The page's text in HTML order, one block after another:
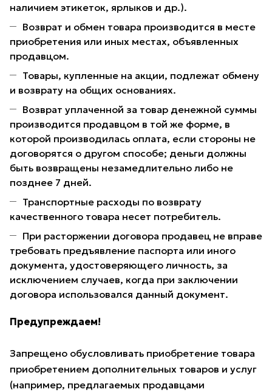
наличием этикеток, ярлыков и др.).
Возврат и обмен товара производится в месте
приобретения или иных местах, объявленных
продавцом.
Товары, купленные на акции, подлежат обмену
и возврату на общих основаниях.
Возврат уплаченной за товар денежной суммы
производится продавцом в той же форме, в
которой производилась оплата, если стороны не
договорятся о другом способе; деньги должны
быть возвращены незамедлительно либо не
позднее 7 дней.
Транспортные расходы по возврату
качественного товара несет потребитель.
При расторжении договора продавец не вправе
требовать предъявление паспорта или иного
документа, удостоверяющего личность, за
исключением случаев, когда при заключении
договора использовался данный документ.
Предупреждаем!
Запрещено обусловливать приобретение товара
приобретением дополнительных товаров и услуг
(например, предлагаемых продавцами